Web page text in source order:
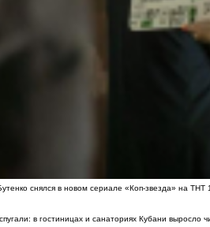
снялся в новом сериале «Коп-звезда» на ТНТ
в гостиницах и санаториях Кубани выросло